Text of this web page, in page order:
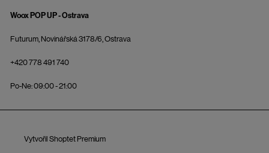
Woox POP UP - Ostrava
Futurum, Novinářská 3178/6, Ostrava
+420 778 491 740
Po-Ne: 09:00 - 21:00
Vytvořil Shoptet Premium